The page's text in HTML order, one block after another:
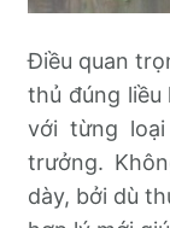
Điều quan
thủ đúng liều
với từng
trưởng.
dày, bởi dù